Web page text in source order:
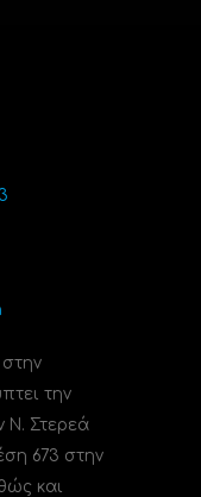
την
Ν. Στερεά
673 στην
και